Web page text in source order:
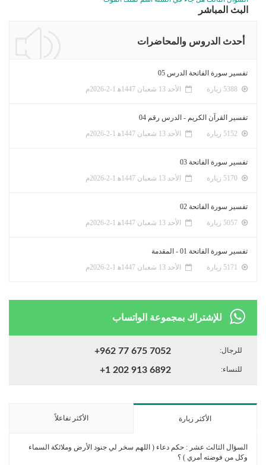
البث المباشر
أحدث الدروس والمحاضرات
تفسير سورة الفاتحة الدرس 05
الأحد 13 شعبان 1447ﻫ 1-2-2026م
تفسير القرآن الكريم - الدرس رقم 04
الأحد 13 شعبان 1447ﻫ 1-2-2026م
تفسير سورة الفاتحة 03
الأحد 13 شعبان 1447ﻫ 1-2-2026م
تفسير سورة الفاتحة 02
الأحد 13 شعبان 1447ﻫ 1-2-2026م
تفسير سورة الفاتحة 01 - المقدمة
الأحد 13 شعبان 1447ﻫ 1-2-2026م
للإشتراك بمجموعة الواتساب
للرجال: +962 77 675 7052
للنساء: +1 202 913 6892
الأكثر زيارة الأكثر تفاعلاً
السؤال الثالث عشر : حكم دعاء ( اللهم سخر لي جنود الأرض وملائكة السماء
وكل من فوضته أمري ) ؟